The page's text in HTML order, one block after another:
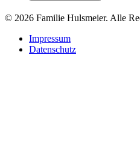
© 2026 Familie Hulsmeier. Alle
Impressum
Datenschutz